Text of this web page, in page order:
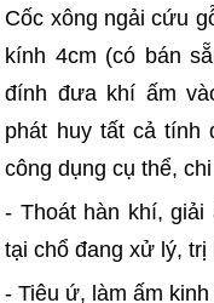
Cốc xông ngải cứu
kính 4cm (có bán
đính đưa khí ấm
phát huy tất cả tính
công dụng cụ thể,
- Thoát hàn khí,
tại chổ đang xử lý, trị
- Tiêu ứ, làm ấm kinh